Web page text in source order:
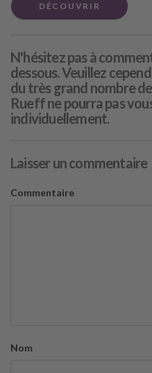
DÉCOUVRIR
N'hésitez pas à
dessous. Veuillez
du très grand nombre
Rueff ne pourra pas
individuellement.
Laisser un commentaire
Commentaire
Nom